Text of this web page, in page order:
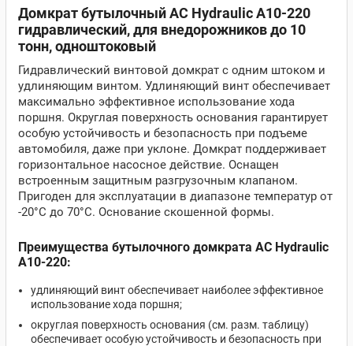
Домкрат бутылочный AC Hydraulic A10-220
гидравлический, для внедорожников до 10
тонн, одноштоковый
Гидравлический винтовой домкрат с одним штоком и
удлиняющим винтом. Удлиняющий винт обеспечивает
максимально эффективное использование хода
поршня. Округлая поверхность основания гарантирует
особую устойчивость и безопасность при подъеме
автомобиля, даже при уклоне. Домкрат поддерживает
горизонтальное насосное действие. Оснащен
встроенным защитным разгрузочным клапаном.
Пригоден для эксплуатации в диапазоне температур от
-20°C до 70°C. Основание скошенной формы.
Преимущества бутылочного домкрата AC Hydraulic
A10-220:
удлиняющий винт обеспечивает наиболее эффективное
использование хода поршня;
округлая поверхность основания (см. разм. таблицу)
обеспечивает особую устойчивость и безопасность при